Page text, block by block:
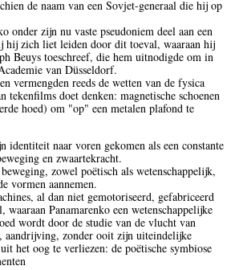
de naam van een Sovjet-generaal die hij op
onder zijn nu vaste pseudoniem deel aan een
hij zich liet leiden door dit toeval, waaraan hij
Beuys toeschreef, die hem uitnodigde om in
van Düsseldorf.
vermengden reeds de wetten van de fysica
tekenfilms doet denken: magnetische schoenen
hoed) om "op" een metalen plafond te
identiteit naar voren gekomen als een constante
en zwaartekracht.
zowel poëtisch als wetenschappelijk,
vormen aannemen.
al dan niet gemotoriseerd, gefabriceerd
Panamarenko een wetenschappelijke
wordt door de studie van de vlucht van
aandrijving, zonder ooit zijn uiteindelijke
het oog te verliezen: de poëtische symbiose